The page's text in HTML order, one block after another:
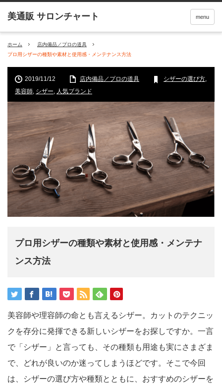
menu
ホーム
店内備品／プロの道具
プロ用シザーの種類や素材と使用感・メンテナンス方法
2019/11/12 店内備品／プロの道具 シザーの選び方,
美容師, シザー, 人気ブランド
プロ用シザーの種類や素材と使用感・メンテナ
ンス方法
美容師や理容師の命とも言えるシザー。カットのテクニッ
クを存分に発揮できる新しいシザーをお探しですか。一言
で「シザー」と言っても、その種類も用途も実にさまざま
で、どれが良いのか迷ってしまうほどです。そこで今回
は、シザーの選び方や種類とともに、おすすめのシザーを